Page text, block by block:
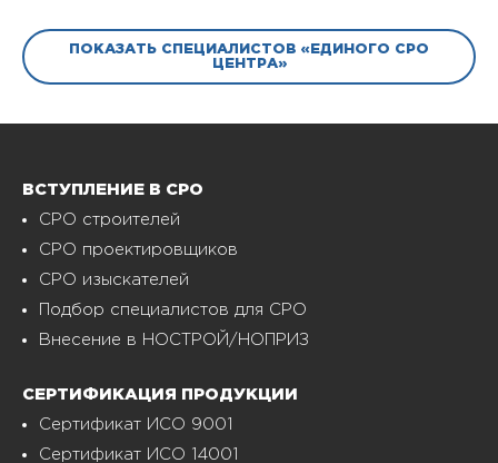
ПОКАЗАТЬ СПЕЦИАЛИСТОВ «ЕДИНОГО СРО
ЦЕНТРА»
ВСТУПЛЕНИЕ В СРО
СРО строителей
СРО проектировщиков
СРО изыскателей
Подбор специалистов для СРО
Внесение в НОСТРОЙ/НОПРИЗ
СЕРТИФИКАЦИЯ ПРОДУКЦИИ
Сертификат ИСО 9001
Сертификат ИСО 14001